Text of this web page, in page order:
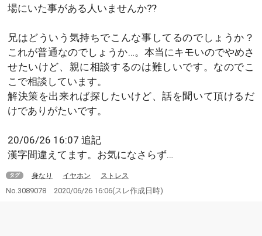
場にいた事がある人いませんか⁇
兄はどういう気持ちでこんな事してるのでしょうか？
これが普通なのでしょうか…。本当にキモいのでやめさ
せたいけど、親に相談するのは難しいです。なのでこ
こで相談しています。
解決策を出来れば探したいけど、話を聞いて頂けるだ
けでありがたいです。
20/06/26 16:07 追記
漢字間違えてます。お気になさらず…
タグ 身なり イヤホン ストレス
No.3089078 2020/06/26 16:06(スレ作成日時)